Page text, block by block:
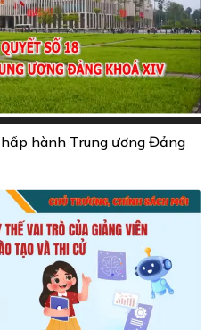
hành Trung ương Đảng